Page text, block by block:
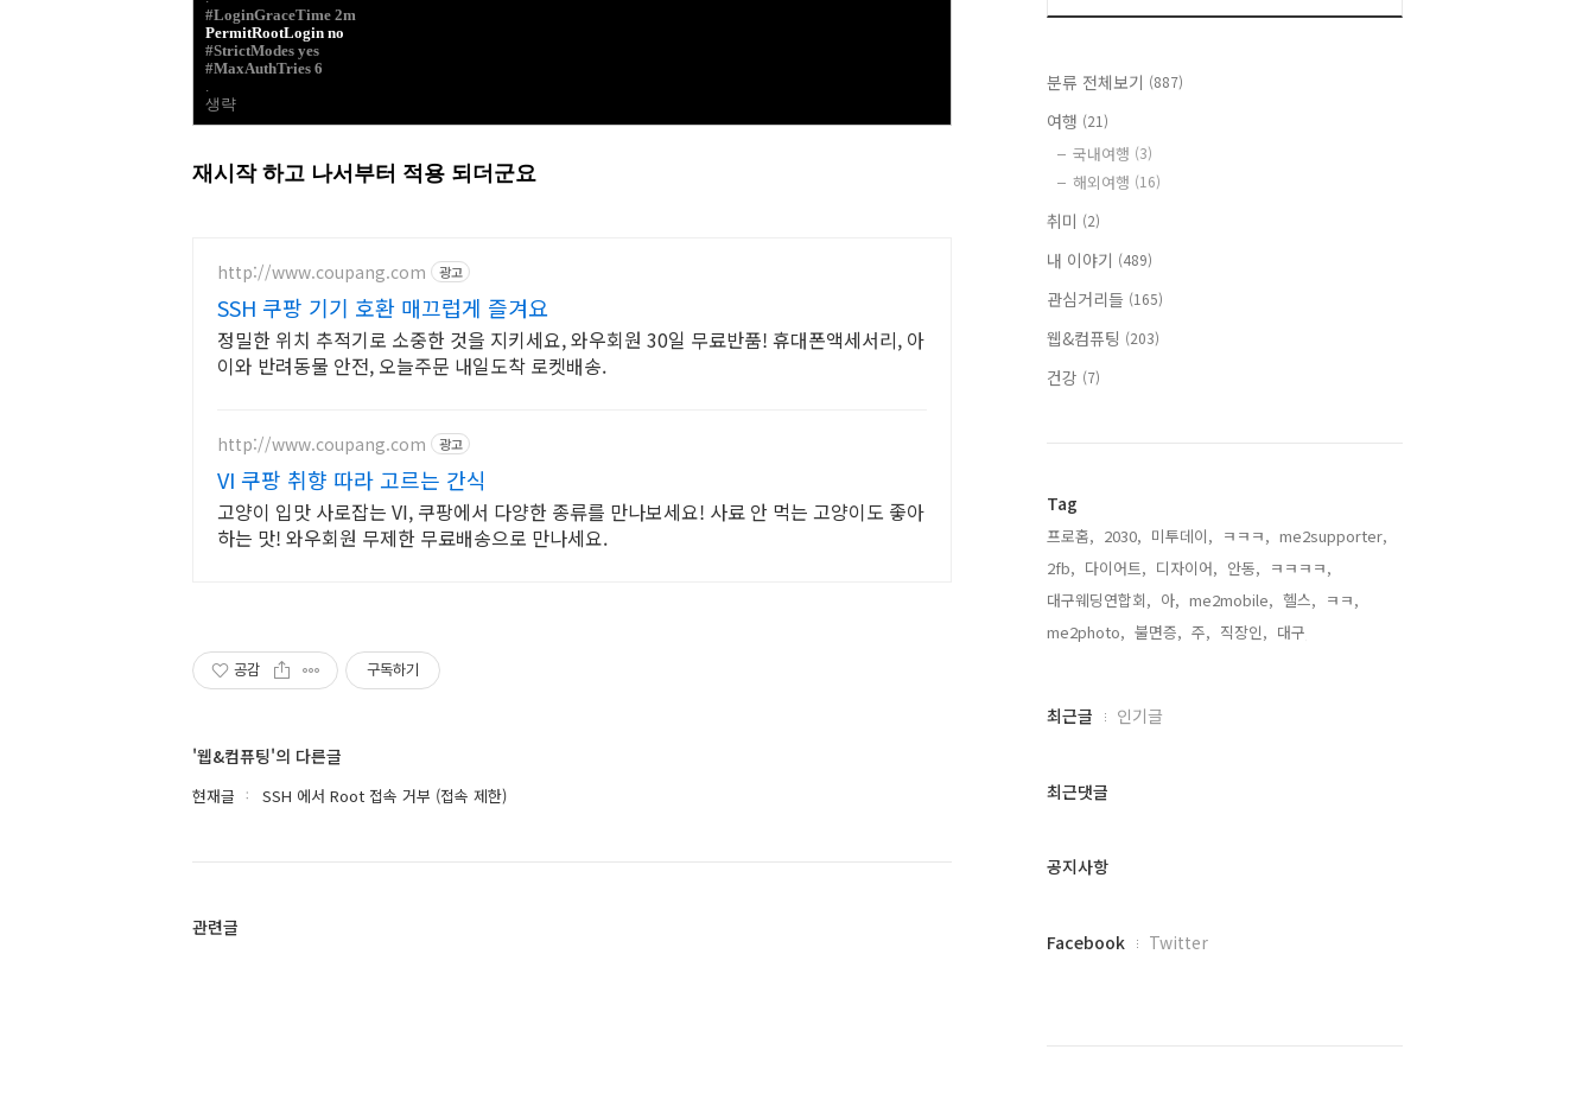
#LoginGraceTime 2m
PermitRootLogin no
#StrictModes yes
#MaxAuthTries 6
.
생략
재시작 하고 나서부터 적용 되더군요
http://www.coupang.com 광고
SSH 쿠팡 기기 호환 매끄럽게 즐겨요
정밀한 위치 추적기로 소중한 것을 지키세요, 와우회원 30일 무료반품! 휴대폰액세서리, 아
이와 반려동물 안전, 오늘주문 내일도착 로켓배송.
http://www.coupang.com 광고
VI 쿠팡 취향 따라 고르는 간식
고양이 입맛 사로잡는 VI, 쿠팡에서 다양한 종류를 만나보세요! 사료 안 먹는 고양이도 좋아
하는 맛! 와우회원 무제한 무료배송으로 만나세요.
공감 구독하기
'웹&컴퓨팅'의 다른글
현재글 SSH 에서 Root 접속 거부 (접속 제한)
관련글
분류 전체보기 (887)
여행 (21)
국내여행 (3)
해외여행 (16)
취미 (2)
내 이야기 (489)
관심거리들 (165)
웹&컴퓨팅 (203)
건강 (7)
Tag
프로홈, 2030, 미투데이, ㅋㅋㅋ, me2supporter,
2fb, 다이어트, 디자이어, 안동, ㅋㅋㅋㅋ,
대구웨딩연합회, 아, me2mobile, 헬스, ㅋㅋ,
me2photo, 불면증, 주, 직장인, 대구,
최
과
글
최근글 인기글
최근댓글
공지사항
페
Facebook Twitter